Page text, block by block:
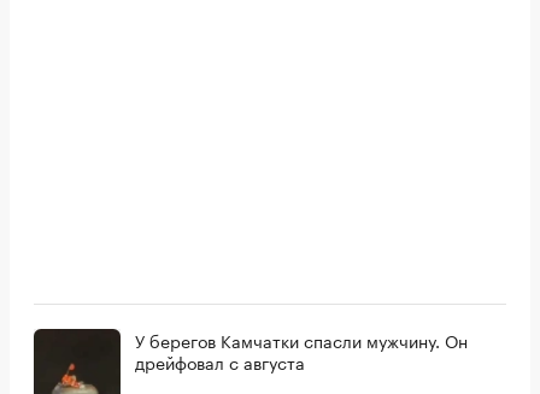
У берегов Камчатки спасли мужчину. Он
дрейфовал с августа